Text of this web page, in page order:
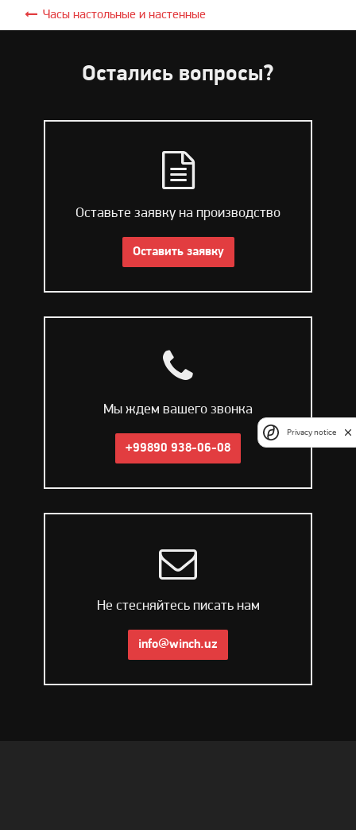
Часы настольные и настенные
Остались вопросы?
Оставьте заявку на производство
Оставить заявку
Мы ждем вашего звонка
+99890 938-06-08
Не стесняйтесь писать нам
info@winch.uz
Privacy notice